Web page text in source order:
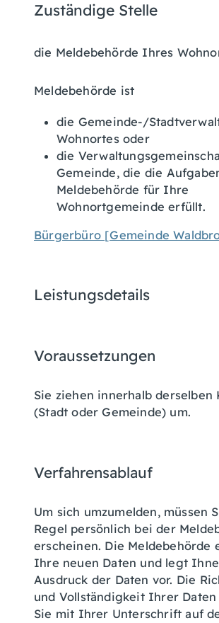
Zuständige Stelle
die Meldebehörde Ihres
Meldebehörde ist
die Gemeinde-/
Wohnortes oder
die
Gemeinde, die die
Meldebehörde für Ihre
Wohnortgemeinde erfüllt.
Bürgerbüro [Gemeinde
Leistungsdetails
Voraussetzungen
Sie ziehen innerhalb derselben
(Stadt oder Gemeinde) um.
Verfahrensablauf
Um sich umzumelden, müssen
Regel persönlich bei der
erscheinen. Die Meldebehörde
Ihre neuen Daten und legt
Ausdruck der Daten vor. Die
und Vollständigkeit Ihrer
Sie mit Ihrer Unterschrift auf